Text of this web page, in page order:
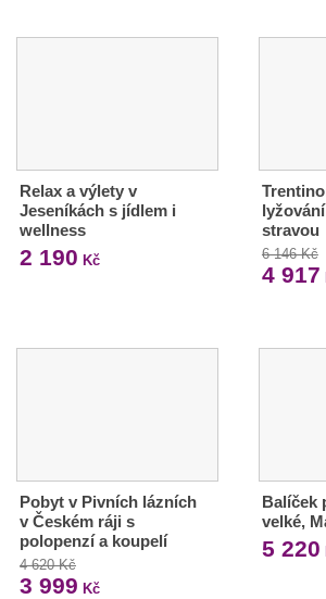
Relax a výlety v
Jeseníkách s jídlem i
wellness
2 190 Kč
stravou
6 146 Kč
4 917
Pobyt v Pivních lázních
v Českém ráji s
polopenzí a koupelí
4 620 Kč
3 999 Kč
Balíček
velké,
5 220